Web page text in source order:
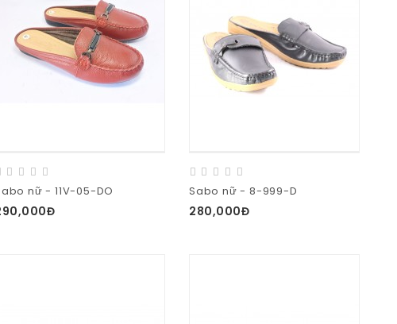
nữ - 11V-05-DO Sabo nữ - 8-999-D
280,000Đ